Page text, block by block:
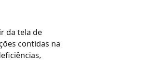
da tela de
contidas na